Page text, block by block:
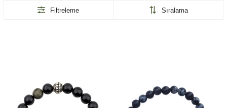
Filtreleme Sıralama